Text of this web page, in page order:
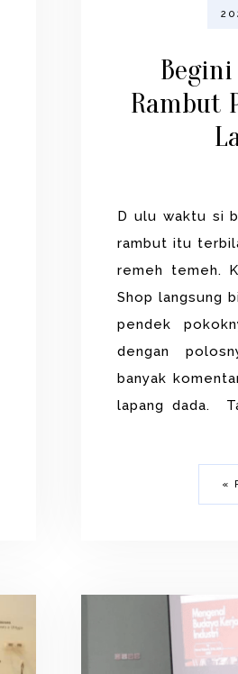
Rambut
D ulu waktu si
rambut itu
remeh temeh.
Shop langsung
pendek
dengan
banyak
lapang dada.